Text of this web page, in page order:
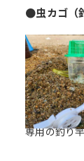
●虫カゴ（
専用の釣り